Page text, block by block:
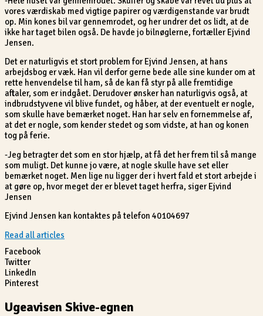
vores værdiskab med vigtige papirer og værdigenstande var brudt
op. Min kones bil var gennemrodet, og her undrer det os lidt, at de
ikke har taget bilen også. De havde jo bilnøglerne, fortæller Ejvind
Jensen.
Det er naturligvis et stort problem for Ejvind Jensen, at hans
arbejdsbog er væk. Han vil derfor gerne bede alle sine kunder om at
rette henvendelse til ham, så de kan få styr på alle fremtidige
aftaler, som er indgået. Derudover ønsker han naturligvis også, at
indbrudstyvene vil blive fundet, og håber, at der eventuelt er nogle,
som skulle have bemærket noget. Han har selv en fornemmelse af,
at det er nogle, som kender stedet og som vidste, at han og konen
tog på ferie.
-Jeg betragter det som en stor hjælp, at få det her frem til så mange
som muligt. Det kunne jo være, at nogle skulle have set eller
bemærket noget. Men lige nu ligger der i hvert fald et stort arbejde i
at gøre op, hvor meget der er blevet taget herfra, siger Ejvind
Jensen
Ejvind Jensen kan kontaktes på telefon 40104697
Read all articles
Facebook
Twitter
LinkedIn
Pinterest
Ugeavisen Skive-egnen